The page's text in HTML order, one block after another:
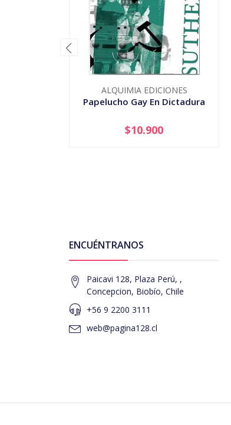
ALQUIMIA EDICIONES
Papelucho Gay En Dictadura
+
$10.900
ENCUÉNTRANOS
Paicavi 128, Plaza Perú, ,
Concepcion, Biobío, Chile
+56 9 2200 3111
web@pagina128.cl